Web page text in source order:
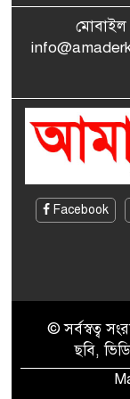
Facebook
© সর্বস্বত্ব
ছবি,